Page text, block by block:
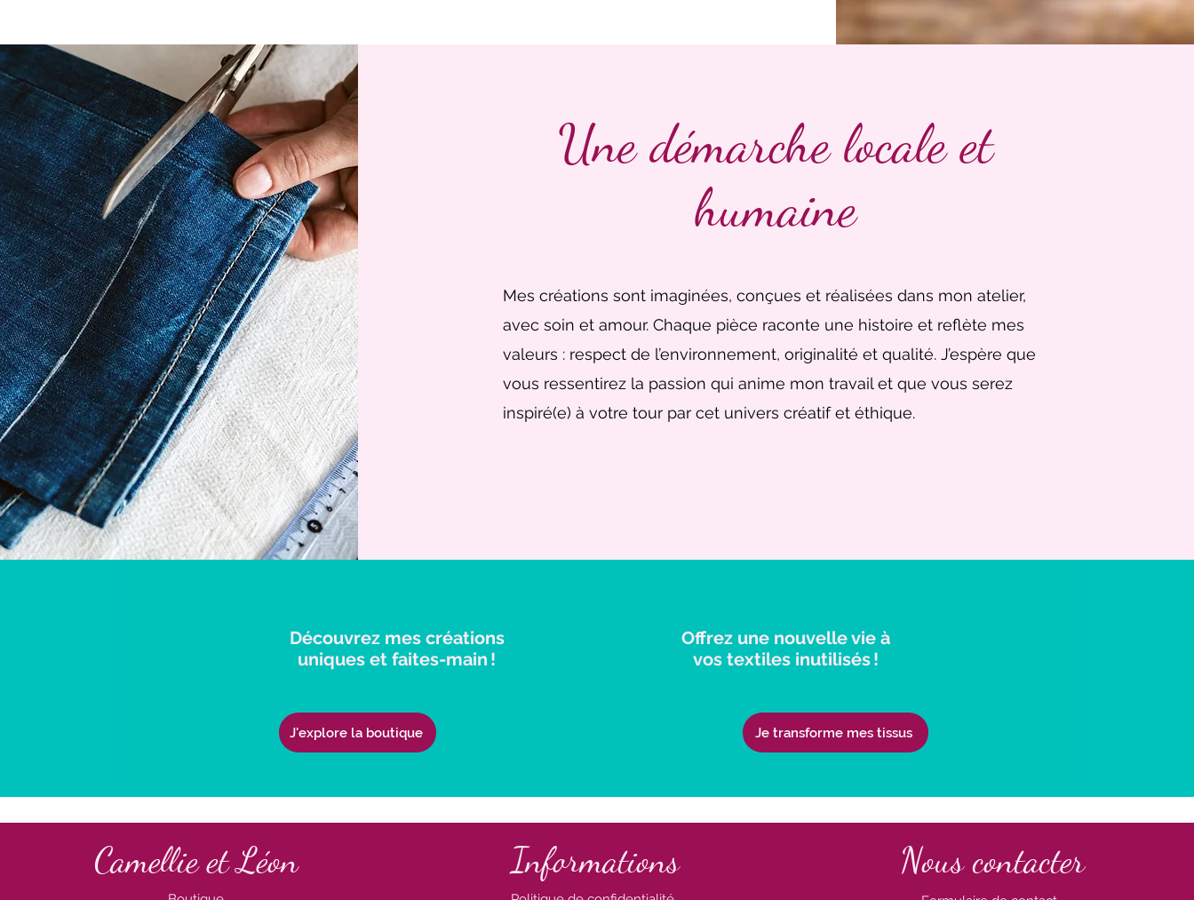
Une démarche locale et
humaine
Mes créations sont imaginées, conçues et réalisées dans mon atelier,
avec soin et amour. Chaque pièce raconte une histoire et reflète mes
valeurs : respect de l’environnement, originalité et qualité. J’espère que
vous ressentirez la passion qui anime mon travail et que vous serez
inspiré(e) à votre tour par cet univers créatif et éthique.
Découvrez mes créations
uniques et faites-main !
J'explore la boutique
Offrez une nouvelle vie à
vos textiles inutilisés !
Je transforme mes tissus
Camellie et Léon Informations Nous contacter